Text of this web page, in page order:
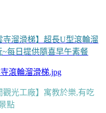
溜滑梯】超長U型滾輪溜
每日提供隨喜早午素餐
光工廠】寓教於樂,有吃
點